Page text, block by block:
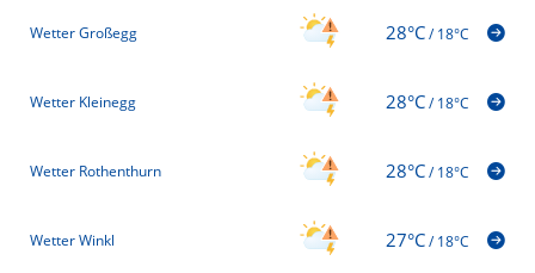
Wetter Großegg 28°C/18°C
Wetter Kleinegg 28°C/18°C
Wetter Rothenthurn 28°C/18°C
Wetter Winkl 27°C/18°C